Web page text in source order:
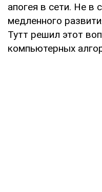
апогея в сети. Не в
медленного
Тутт решил этот
компьютерных